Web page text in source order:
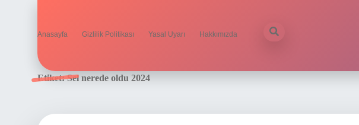
Anasayfa Gizlilik Politikası Yasal Uyarı Hakkımızda
Etiket:Sel nerede oldu 2024